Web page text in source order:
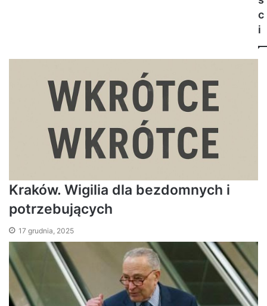
c
i
Kraków. Wigilia dla bezdomnych i
potrzebujących
17 grudnia, 2025